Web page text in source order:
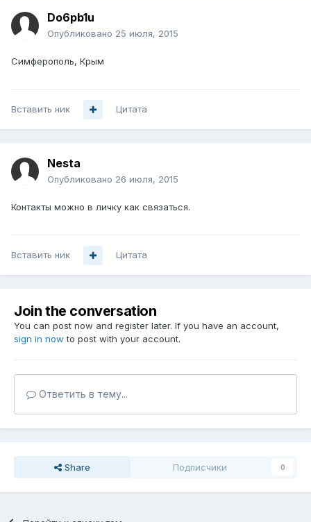
Do6pb1u
Опубликовано 25 июля, 2015
Симферополь, Крым
Вставить ник Цитата
Nesta
Опубликовано 26 июля, 2015
Контакты можно в личку как связаться.
Вставить ник Цитата
Join the conversation
You can post now and register later. If you have an account,
sign in now to post with your account.
Ответить в тему...
Share Подписчики 0